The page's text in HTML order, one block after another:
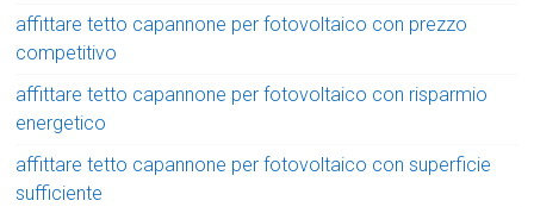
affittare tetto capannone per fotovoltaico con prezzo
competitivo
affittare tetto capannone per fotovoltaico con risparmio
energetico
affittare tetto capannone per fotovoltaico con superficie
sufficiente